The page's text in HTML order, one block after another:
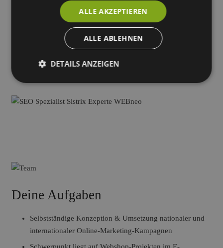
Kostenfreie Getränke, frisches Obst & Snacks
Kreatives, lockeres & hilfsbereites Team das sich auf die
Zusammenarbeit mit dir freut!
Zentrale Lage im Herzen von Dresden & Leipzig
Gut erreichbar per ÖPNV (inkl. Fahrrad- & Auto-
Deine Aufgaben
Selbstständige Konzeption & Umsetzung nationaler und
internationaler Online-Marketing-Kampagnen
ALLE AKZEPTIEREN
ALLE ABLEHNEN
DETAILS ANZEIGEN